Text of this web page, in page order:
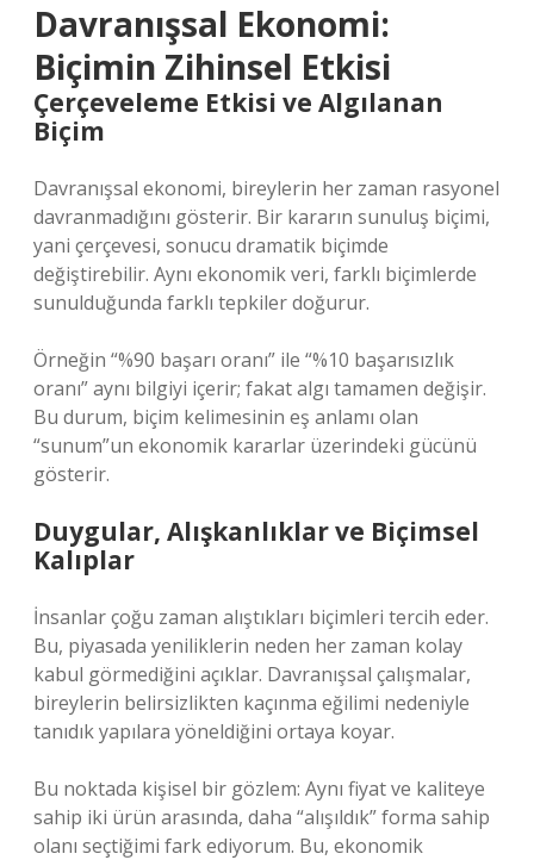
Davranışsal Ekonomi:
Biçimin Zihinsel Etkisi
Çerçeveleme Etkisi ve Algılanan
Biçim
Davranışsal ekonomi, bireylerin her zaman rasyonel
davranmadığını gösterir. Bir kararın sunuluş biçimi,
yani çerçevesi, sonucu dramatik biçimde
değiştirebilir. Aynı ekonomik veri, farklı biçimlerde
sunulduğunda farklı tepkiler doğurur.
Örneğin “%90 başarı oranı” ile “%10 başarısızlık
oranı” aynı bilgiyi içerir; fakat algı tamamen değişir.
Bu durum, biçim kelimesinin eş anlamı olan
“sunum”un ekonomik kararlar üzerindeki gücünü
gösterir.
Duygular, Alışkanlıklar ve Biçimsel
Kalıplar
İnsanlar çoğu zaman alıştıkları biçimleri tercih eder.
Bu, piyasada yeniliklerin neden her zaman kolay
kabul görmediğini açıklar. Davranışsal çalışmalar,
bireylerin belirsizlikten kaçınma eğilimi nedeniyle
tanıdık yapılara yöneldiğini ortaya koyar.
Bu noktada kişisel bir gözlem: Aynı fiyat ve kaliteye
sahip iki ürün arasında, daha “alışıldık” forma sahip
olanı seçtiğimi fark ediyorum. Bu, ekonomik